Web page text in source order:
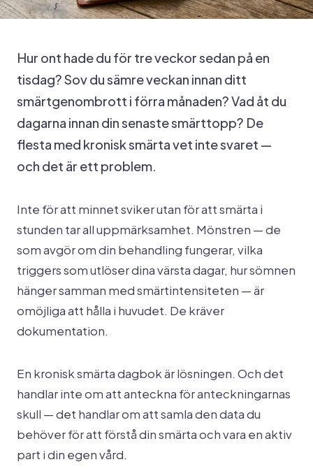
Hur ont hade du för tre veckor sedan på en
tisdag? Sov du sämre veckan innan ditt
smärtgenombrott i förra månaden? Vad åt du
dagarna innan din senaste smärttopp? De
flesta med kronisk smärta vet inte svaret —
och det är ett problem.
Inte för att minnet sviker utan för att smärta i
stunden tar all uppmärksamhet. Mönstren — de
som avgör om din behandling fungerar, vilka
triggers som utlöser dina värsta dagar, hur sömnen
hänger samman med smärtintensiteten — är
omöjliga att hålla i huvudet. De kräver
dokumentation.
En kronisk smärta dagbok är lösningen. Och det
handlar inte om att anteckna för anteckningarnas
skull — det handlar om att samla den data du
behöver för att förstå din smärta och vara en aktiv
part i din egen vård.